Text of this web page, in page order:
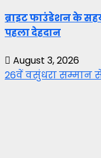
ब्राइट फाउंडेशन के
पहला देहदान
August 3, 2026
26वें वसुंधरा सम्मान